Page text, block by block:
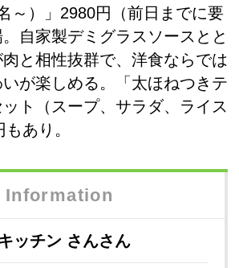
～）」2980円（前日までに要
自家製デミグラスソースとと
と相性抜群で、洋食ならでは
が楽しめる。「太ほねつきテ
ト（スープ、サラダ、ライス
あり。
Information
ッチン さんさん